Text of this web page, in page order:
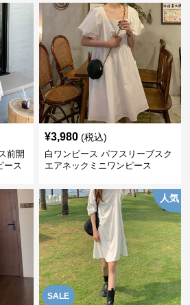
前開
ース
¥3,980 (税込)
白ワンピース パフスリーブスク
エアネックミニワンピース
SALE
人気